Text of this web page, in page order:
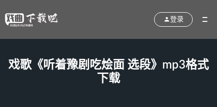
登录
戏歌《听着豫剧吃烩面 选段》mp3格式
下载